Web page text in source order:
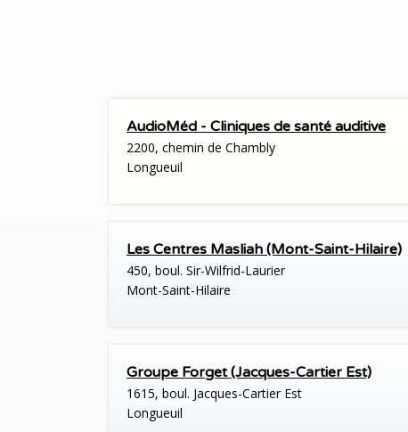
AudioMéd - Cliniques de santé auditive
2200, chemin de Chambly
Longueuil
Les Centres Masliah (Mont-Saint-Hilaire)
450, boul. Sir-Wilfrid-Laurier
Mont-Saint-Hilaire
Groupe Forget (Jacques-Cartier Est)
1615, boul. Jacques-Cartier Est
Longueuil